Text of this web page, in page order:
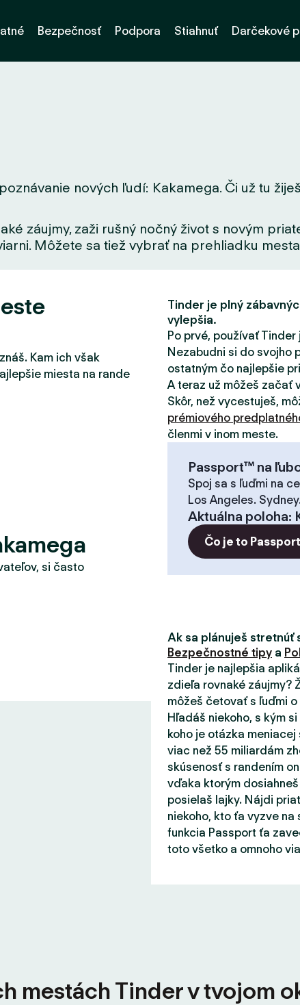
Bezpečnosť Podpora Stiahnuť Darčekové
nových ľudí: Kakamega. Či už tu
záujmy, zaži rušný nočný život s novým
Môžete sa tiež vybrať na prehliadku
Kam ich však
miesta na rande
si často
Tinder je plný
vylepšia.
Po prvé, používať
Nezabudni si do svojho
ostatným čo najlepšie
A teraz už môžeš začať
Skôr, než vycestuješ,
prémiového
členmi v inom meste.
Passport™ na
Spoj sa s ľuďmi na
Los Angeles.
Aktuálna poloha:
Čo je to
Ak sa plánuješ stretnúť
Bezpečnostné tipy a
Tinder je najlepšia
zdieľa rovnaké záujmy?
môžeš četovať s ľuďmi
Hľadáš niekoho, s kým
koho je otázka
viac než 55 miliardám
skúsenosť s randením
vďaka ktorým
posielaš lajky. Nájdi
niekoho, kto ťa vyzve
funkcia Passport ťa
toto všetko a omnoho
mestách Tinder v tvojom